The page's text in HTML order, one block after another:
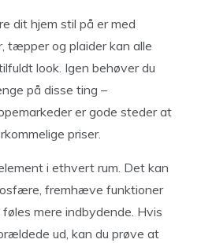
dit hjem stil på er med
tæpper og plaider kan alle
look. Igen behøver du
på disse ting –
er gode steder at
priser.
i ethvert rum. Det kan
fremhæve funktioner
mere indbydende. Hvis
ud, kan du prøve at